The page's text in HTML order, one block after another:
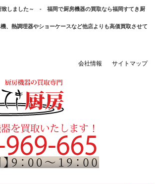
致しました～ - 福岡で厨房機器の買取なら福岡すてき厨
、熱調理器やショーケースなど他店よりも高価買取させて
会社情報 サイトマップ